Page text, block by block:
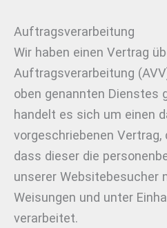
Auftragsverarbeitung
Wir haben einen Vertrag
Auftragsverarbeitung
oben genannten Dienstes
handelt es sich um einen
vorgeschriebenen
dass dieser die
unserer Websitebesucher
Weisungen und unter
verarbeitet.